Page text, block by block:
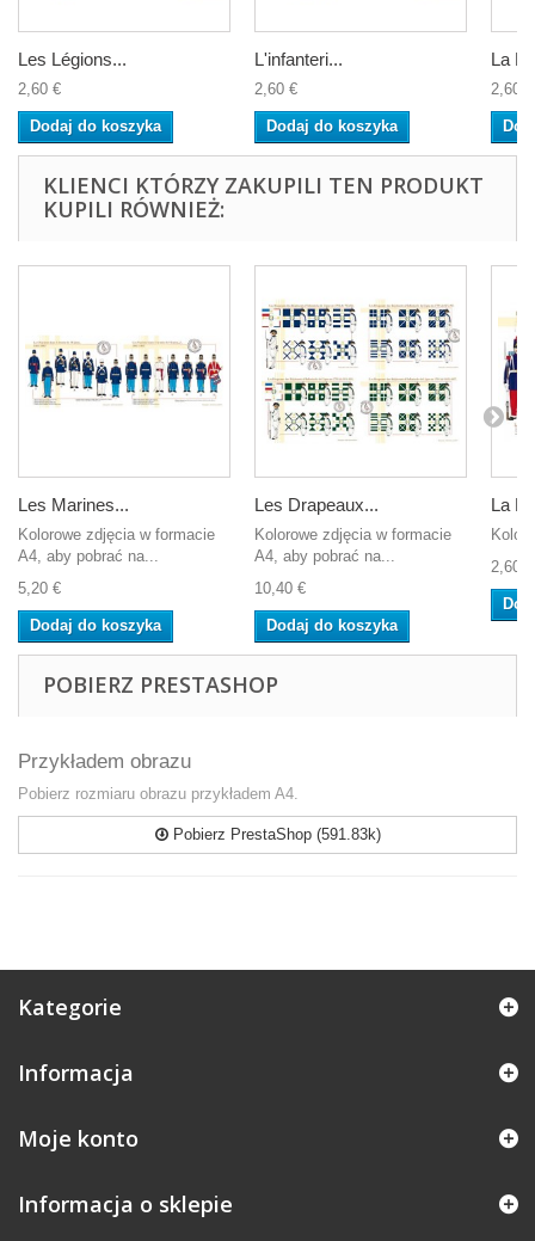
Les Légions...
2,60 €
Dodaj do koszyka
L'infanteri...
2,60 €
Dodaj do koszyka
La
2,60 €
KLIENCI KTÓRZY ZAKUPILI TEN PRODUKT
KUPILI RÓWNIEŻ:
Les Marines...
Kolorowe zdjęcia w formacie
A4, aby pobrać na...
5,20 €
Dodaj do koszyka
Les Drapeaux...
Kolorowe zdjęcia w formacie
A4, aby pobrać na...
10,40 €
Dodaj do koszyka
La
Kolor
2,60 €
POBIERZ PRESTASHOP
Przykładem obrazu
Pobierz rozmiaru obrazu przykładem A4.
Pobierz PrestaShop (591.83k)
Kategorie
Informacja
Moje konto
Informacja o sklepie